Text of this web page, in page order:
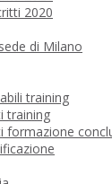
2020
di Milano
training
training
formazione